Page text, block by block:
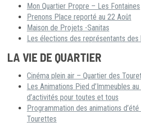
Mon Quartier Propre – Les Fontaines
Prenons Place reporté au 22 Août
Maison de Projets -Sanitas
Les élections des représentants des
LA VIE DE QUARTIER
Cinéma plein air – Quartier des
Les Animations Pied d’Immeubles
d’activités pour toutes et tous
Programmation des animations
Tourettes